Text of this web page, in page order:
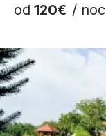
od 120€ / noc